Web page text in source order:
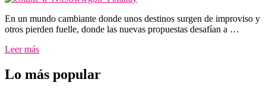
En un mundo cambiante donde unos destinos surgen de improviso y
otros pierden fuelle, donde las nuevas propuestas desafían a …
Leer más
Lo más popular